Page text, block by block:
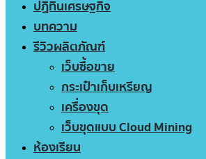
ปฏิทินเศรษฐกิจ
บทความ
รีวิวผลิตภัณฑ์
เว็บซื้อขาย
กระเป๋าเก็บเหรียญ
เครื่องขุด
เว็บขุดแบบ Cloud Mining
ห้องเรียน